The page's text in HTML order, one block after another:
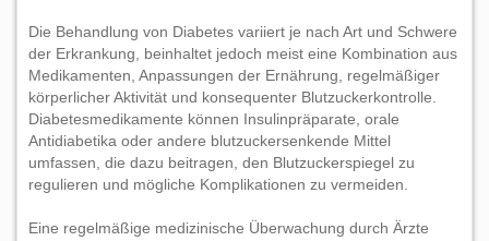
Die Behandlung von Diabetes variiert je nach Art und Schwere
der Erkrankung, beinhaltet jedoch meist eine Kombination aus
Medikamenten, Anpassungen der Ernährung, regelmäßiger
körperlicher Aktivität und konsequenter Blutzuckerkontrolle.
Diabetesmedikamente können Insulinpräparate, orale
Antidiabetika oder andere blutzuckersenkende Mittel
umfassen, die dazu beitragen, den Blutzuckerspiegel zu
regulieren und mögliche Komplikationen zu vermeiden.
Eine regelmäßige medizinische Überwachung durch Ärzte